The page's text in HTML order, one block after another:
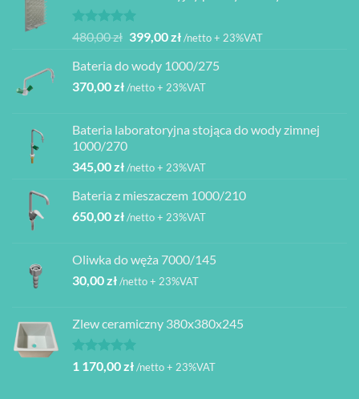
Oceniono
na 5
480,00zł Pierwotna
wynosiła:
480,00 zł.
399,00złAktualna
wynosi:
399,00 zł.
/netto + 23%VAT
Bateria do wody 1000/275
370,00zł/netto + 23%VAT
Bateria laboratoryjna stojąca do wody zimnej
1000/270
345,00zł/netto + 23%VAT
Bateria z mieszaczem 1000/210
650,00zł/netto + 23%VAT
Oliwka do węża 7000/145
30,00zł/netto + 23%VAT
Zlew ceramiczny 380x380x245
Oceniono
na 5
1 170,00zł/netto + 23%VAT